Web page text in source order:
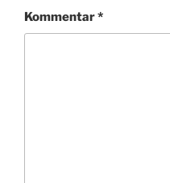
Kommentar*